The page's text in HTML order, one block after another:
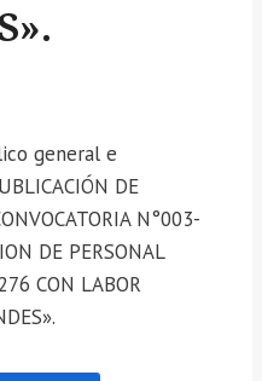
general e
DE
N°003-
DE PERSONAL
CON LABOR